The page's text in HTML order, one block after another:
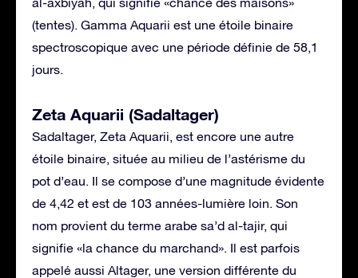
(tentes). Gamma Aquarii est une étoile binaire
spectroscopique avec une période définie de 58,1
jours.
Zeta Aquarii (Sadaltager)
Sadaltager, Zeta Aquarii, est encore une autre
étoile binaire, située au milieu de l’astérisme du
pot d’eau. Il se compose d’une magnitude évidente
de 4,42 et est de 103 années-lumière loin. Son
nom provient du terme arabe sa’d al-tajir, qui
signifie «la chance du marchand». Il est parfois
appelé aussi Altager, une version différente du